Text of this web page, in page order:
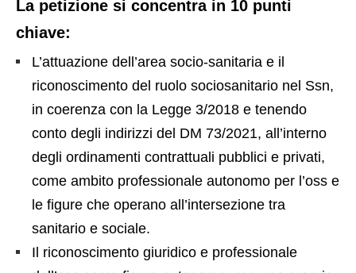
La petizione si concentra in 10 punti
chiave:
L’attuazione dell’area socio-sanitaria e il
riconoscimento del ruolo sociosanitario nel Ssn,
in coerenza con la Legge 3/2018 e tenendo
conto degli indirizzi del DM 73/2021, all’interno
degli ordinamenti contrattuali pubblici e privati,
come ambito professionale autonomo per l’oss e
le figure che operano all’intersezione tra
sanitario e sociale.
Il riconoscimento giuridico e professionale